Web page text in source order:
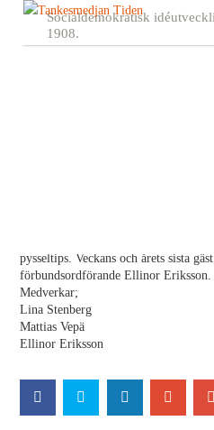
Socialdemokratisk
1908.
glögg, lussebulle. Dessutom gör vi
pysseltips. Veckans och årets sista
förbundsordförande Ellinor Eriksson.
Medverkar;
Lina Stenberg
Mattias Vepä
Ellinor Eriksson